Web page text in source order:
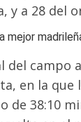
y a 28 del
mejor
del campo
en la que
de 38:10